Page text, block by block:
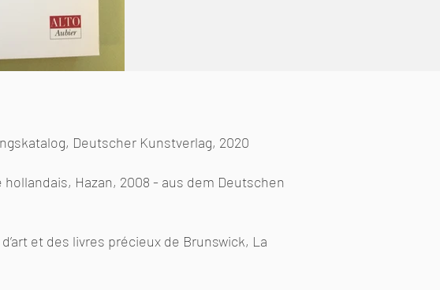
Deutscher Kunstverlag, 2020
Hazan, 2008 - aus dem Deutschen
et des livres précieux de Brunswick, La